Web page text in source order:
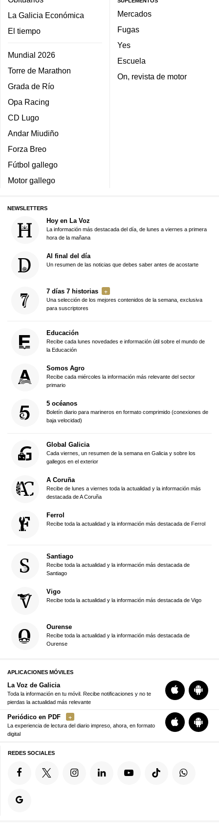
La Galicia Económica
El tiempo
Mundial 2026
Torre de Marathon
Grada de Río
Opa Racing
CD Lugo
Andar Miudiño
Forza Breo
Fútbol gallego
Motor gallego
Mercados
Fugas
Yes
Escuela
On, revista de motor
NEWSLETTERS
Hoy en La Voz
La información más destacada del día, de lunes a viernes a primera
hora de la mañana
Al final del día
Un resumen de las noticias que debes saber antes de acostarte
7 días 7 historias
Una selección de los mejores contenidos de la semana, exclusiva
para suscriptores
Educación
Recibe cada lunes novedades e información útil sobre el mundo de
la Educación
Somos Agro
Recibe cada miércoles la información más relevante del sector
primario
5 océanos
Boletín diario para marineros en formato comprimido (conexiones de
baja velocidad)
Global Galicia
Cada viernes, un resumen de la semana en Galicia y sobre los
gallegos en el exterior
A Coruña
Recibe de lunes a viernes toda la actualidad y la información más
destacada de A Coruña
Ferrol
Recibe toda la actualidad y la información más destacada de Ferrol
Santiago
Recibe toda la actualidad y la información más destacada de
Santiago
Vigo
Recibe toda la actualidad y la información más destacada de Vigo
Ourense
Recibe toda la actualidad y la información más destacada de
Ourense
APLICACIONES MÓVILES
La Voz de Galicia
Toda la información en tu móvil. Recibe notificaciones y no te
pierdas la actualidad más relevante
Periódico en PDF
La experiencia de lectura del diario impreso, ahora, en formato
digital
REDES SOCIALES